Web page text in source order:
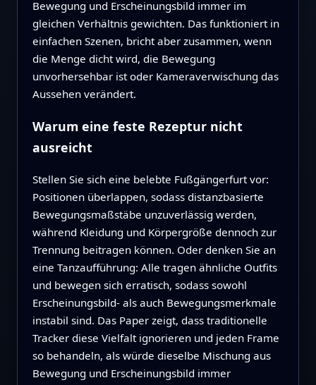
Bewegung und Erscheinungsbild immer im
gleichen Verhältnis gewichten. Das funktioniert in
einfachen Szenen, bricht aber zusammen, wenn
die Menge dicht wird, die Bewegung
unvorhersehbar ist oder Kameraverwischung das
Aussehen verändert.
Warum eine feste Rezeptur nicht
ausreicht
Stellen Sie sich eine belebte Fußgängerfurt vor:
Positionen überlappen, sodass distanzbasierte
Bewegungsmaßstäbe unzuverlässig werden,
während Kleidung und Körpergröße dennoch zur
Trennung beitragen können. Oder denken Sie an
eine Tanzaufführung: Alle tragen ähnliche Outfits
und bewegen sich erratisch, sodass sowohl
Erscheinungsbild- als auch Bewegungsmerkmale
instabil sind. Das Paper zeigt, dass traditionelle
Tracker diese Vielfalt ignorieren und jeden Frame
so behandeln, als würde dieselbe Mischung aus
Bewegung und Erscheinungsbild immer